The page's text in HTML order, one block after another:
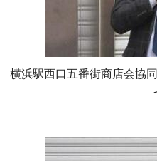
横浜駅西口五番街商店会協